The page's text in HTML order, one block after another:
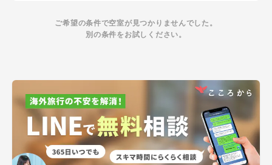
ご希望の条件で空室が見つかりませんでした。
別の条件をお試しください。